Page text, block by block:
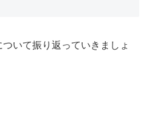
いて振り返っていきましょ